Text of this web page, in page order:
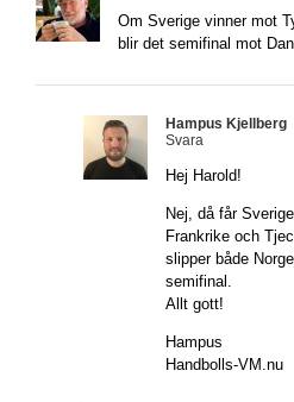
Om Sverige vinner mot
blir det semifinal mot
Hampus Kjellberg
Svara
Hej Harold!
Nej, då får
Frankrike och
slipper både
semifinal.
Allt gott!
Hampus
Handbolls-VM.nu